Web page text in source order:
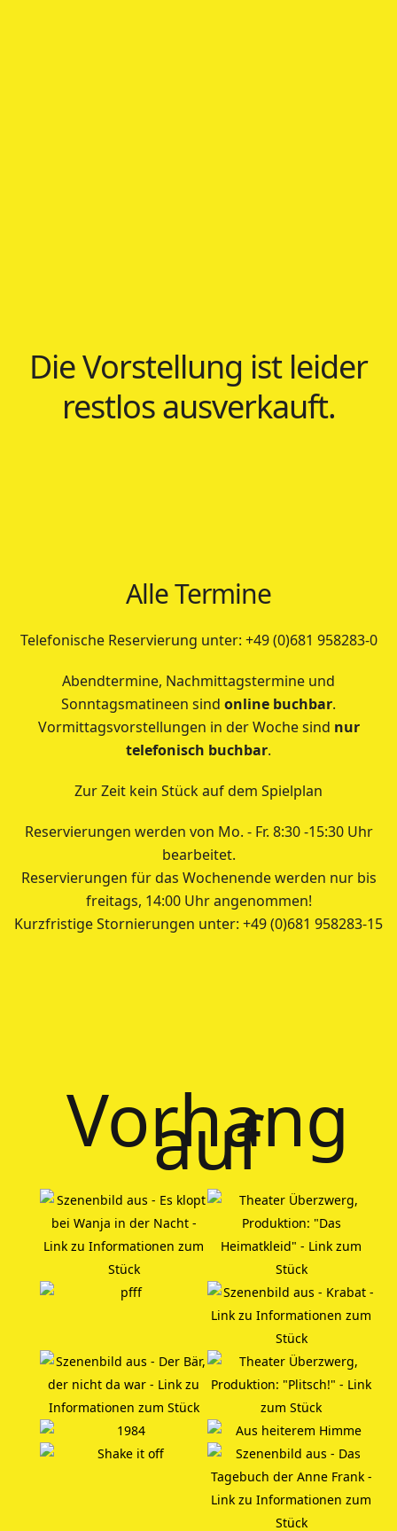
Die Vorstellung ist leider
restlos ausverkauft.
Alle Termine
Telefonische Reservierung unter: +49 (0)681 958283-0
Abendtermine, Nachmittagstermine und
Sonntagsmatineen sind online buchbar.
Vormittagsvorstellungen in der Woche sind nur
telefonisch buchbar.
Zur Zeit kein Stück auf dem Spielplan
Reservierungen werden von Mo. - Fr. 8:30 -15:30 Uhr
bearbeitet.
Reservierungen für das Wochenende werden nur bis
freitags, 14:00 Uhr angenommen!
Kurzfristige Stornierungen unter: +49 (0)681 958283-15
Vorhang
auf